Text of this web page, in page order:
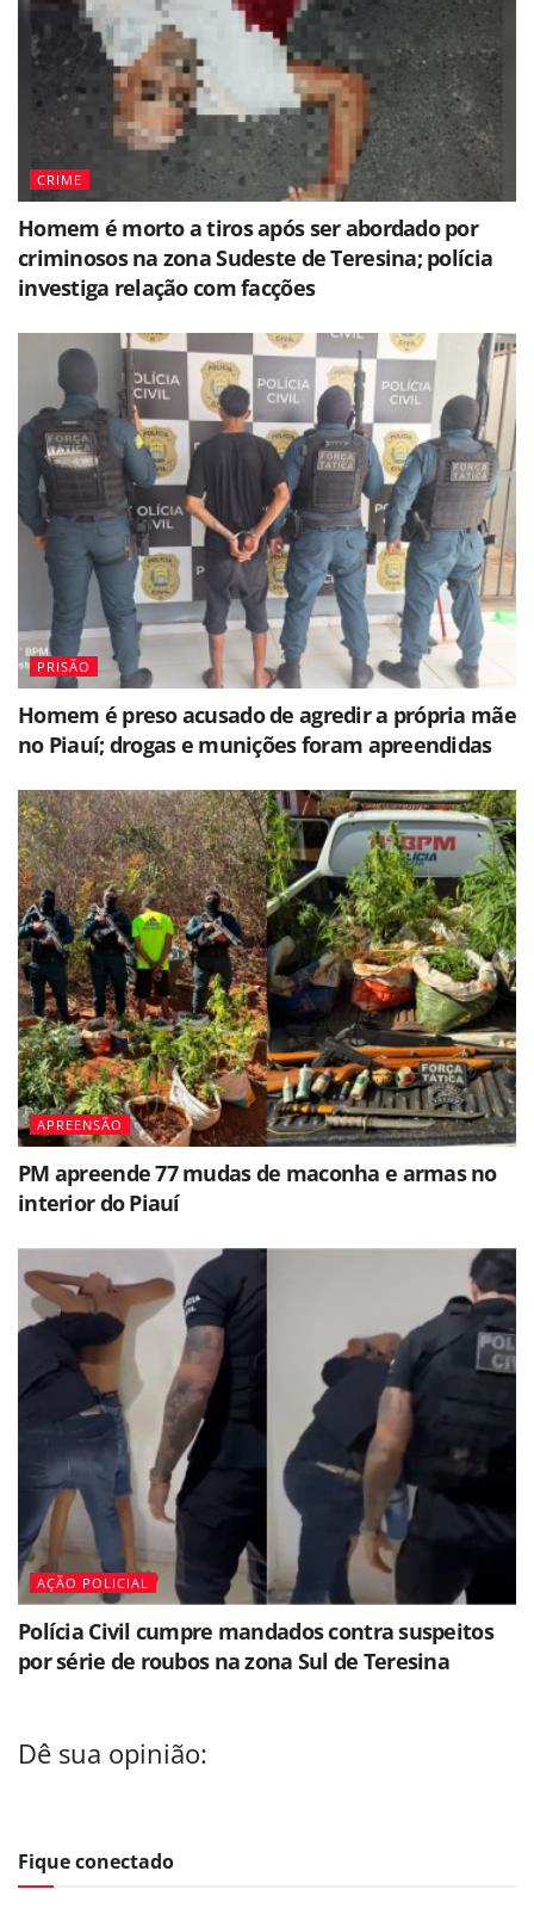
CRIME
Homem é morto a tiros após ser abordado por
criminosos na zona Sudeste de Teresina; polícia
investiga relação com facções
PRISÃO
Homem é preso acusado de agredir a própria mãe
no Piauí; drogas e munições foram apreendidas
APREENSÃO
PM apreende 77 mudas de maconha e armas no
interior do Piauí
AÇÃO POLICIAL
Polícia Civil cumpre mandados contra suspeitos
por série de roubos na zona Sul de Teresina
Dê sua opinião:
Fique conectado